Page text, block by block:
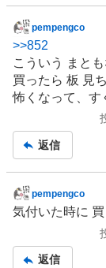
掲
示
板
記
事
pempengco
>>852
こういう まと
買ったら 板 見
怖くなって、す
返信
掲
示
pempengco
気付いた時に
返信